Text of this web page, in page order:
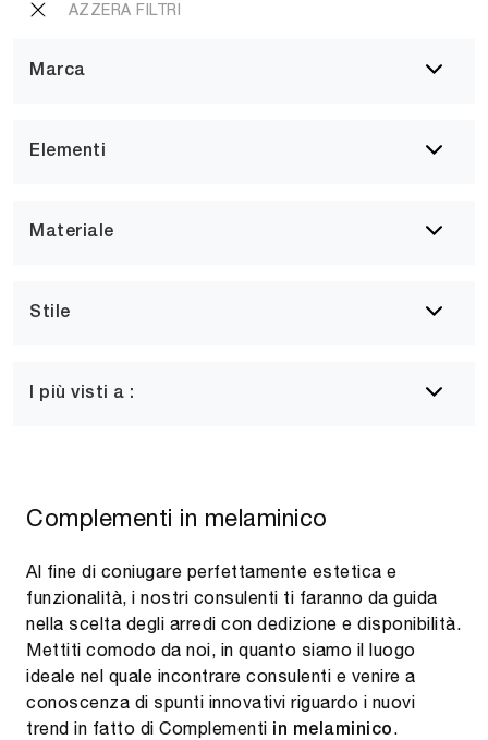
AZZERA FILTRI
Marca
Elementi
Materiale
Stile
I più visti a :
Complementi in melaminico
Al fine di coniugare perfettamente estetica e
funzionalità, i nostri consulenti ti faranno da guida
nella scelta degli arredi con dedizione e disponibilità.
Mettiti comodo da noi, in quanto siamo il luogo
ideale nel quale incontrare consulenti e venire a
conoscenza di spunti innovativi riguardo i nuovi
trend in fatto di Complementi
in melaminico .